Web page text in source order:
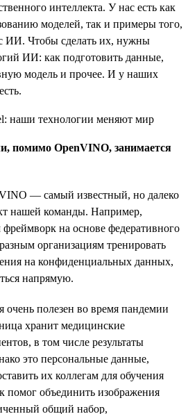
интеллекта. У нас есть как
моделей, так и примеры того,
ИИ. Чтобы сделать их, нужны
ИИ: как подготовить данные,
модель и прочее. И у наших
помимо OpenVINO, занимается
— самый известный, но далеко
нашей команды. Например,
на основе федеративного
организациям тренировать
на конфиденциальных данных,
напрямую.
очень полезен во время пандемии
хранит медицинские
в том числе результаты
это персональные данные,
их коллегам для обучения
объединить изображения
общий набор,